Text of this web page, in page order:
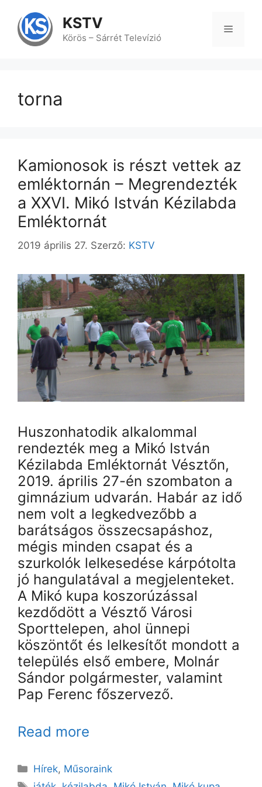
tartalomba
KSTV
Körös – Sárrét Televízió
Menü
torna
Kamionosok is részt vettek az
emléktornán – Megrendezték
a XXVI. Mikó István Kézilabda
Emléktornát
2019 április 27. Szerző: KSTV
Huszonhatodik alkalommal
rendezték meg a Mikó István
Kézilabda Emléktornát Vésztőn,
2019. április 27-én szombaton a
gimnázium udvarán. Habár az idő
nem volt a legkedvezőbb a
barátságos összecsapáshoz,
mégis minden csapat és a
szurkolók lelkesedése kárpótolta
jó hangulatával a megjelenteket.
A Mikó kupa koszorúzással
kezdődött a Vésztő Városi
Sporttelepen, ahol ünnepi
köszöntőt és lelkesítőt mondott a
település első embere, Molnár
Sándor polgármester, valamint
Pap Ferenc főszervező.
Read more
Kategória
Hírek, Műsoraink
Címkék